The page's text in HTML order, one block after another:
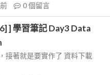
0個留言
] 學習筆記 Day3 Data
接著就是要實作了 資料下載